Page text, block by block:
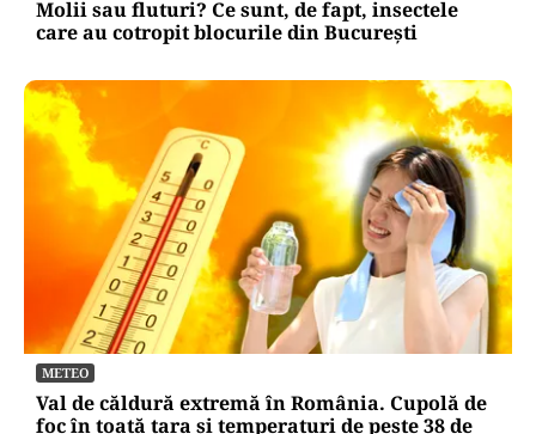
Molii sau fluturi? Ce sunt, de fapt, insectele
care au cotropit blocurile din București
METEO
Val de căldură extremă în România. Cupolă de
foc în toată țara și temperaturi de peste 38 de